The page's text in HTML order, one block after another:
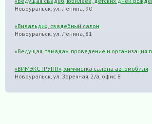
Новоуральск, ул. Ленина, 90
«Вивальди», свадебный салон
Новоуральск, ул. Ленина, 81
«Ведущая, тамада», проведение и организация
«ВИМЭКС ГРУПП», химчистка салона автомобиля
Новоуральск, ул. Заречная, 2/а, офис 8